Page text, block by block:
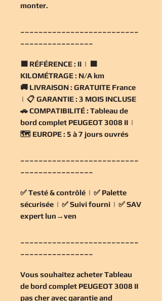
monter.
🟧 RÉFÉRENCE : II | 🟧
KILOMÉTRAGE : N/A km
🚚 LIVRAISON : GRATUITE France
| 📋 GARANTIE : 3 MOIS INCLUSE
🚗COMPATIBILITÉ : Tableau de
bord complet PEUGEOT 3008 II |
🗺️ EUROPE : 5 à 7 jours ouvrés
✅Testé & contrôlé | ✅ Palette
sécurisée | ✅Suivi fourni | ✅SAV
expert lun→ven
Vous souhaitez acheter Tableau
de bord complet PEUGEOT 3008 II
pas cheravec garantie and